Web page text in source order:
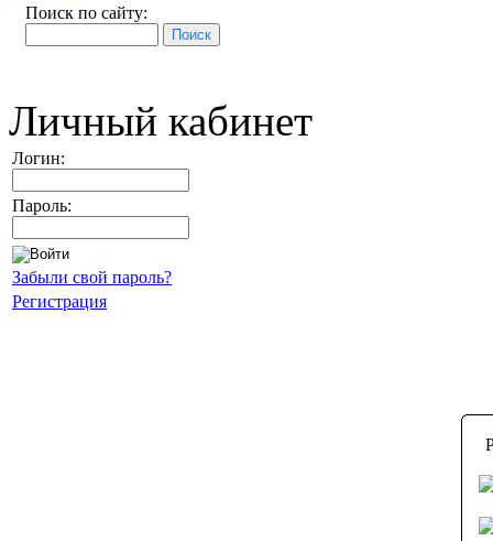
Поиск по сайту:
Личный кабинет
Логин:
Пароль:
Забыли свой пароль?
Регистрация